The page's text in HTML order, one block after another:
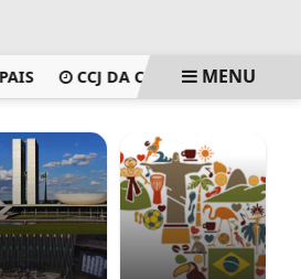
CCJ DA CÂMARA APROVA
MENU